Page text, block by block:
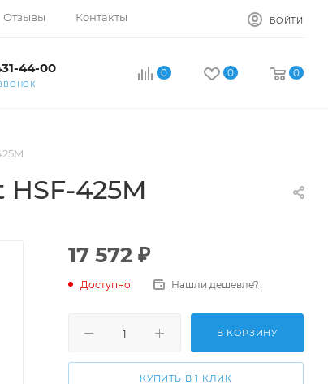
Отзывы Контакты ВОЙТИ
44-00 0 0 0
425M
17 572 ₽
Доступно Нашли дешевле?
В КОРЗИНУ
КУПИТЬ В 1 КЛИК